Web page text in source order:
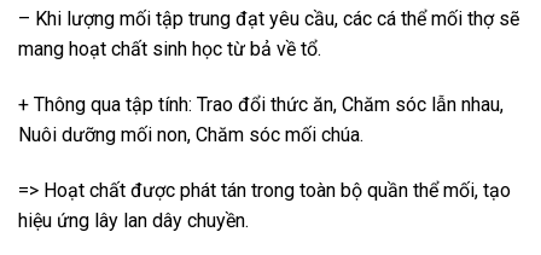
– Khi lượng mối tập trung đạt yêu cầu, các cá thể mối thợ sẽ
mang hoạt chất sinh học từ bả về tổ.
+ Thông qua tập tính: Trao đổi thức ăn, Chăm sóc lẫn nhau,
Nuôi dưỡng mối non, Chăm sóc mối chúa.
=> Hoạt chất được phát tán trong toàn bộ quần thể mối, tạo
hiệu ứng lây lan dây chuyền.